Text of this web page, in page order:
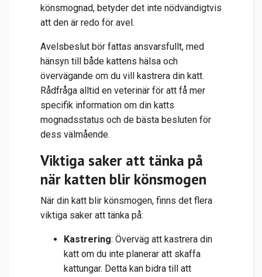
könsmognad, betyder det inte nödvändigtvis
att den är redo för avel.
Avelsbeslut bör fattas ansvarsfullt, med
hänsyn till både kattens hälsa och
övervägande om du vill kastrera din katt.
Rådfråga alltid en veterinär för att få mer
specifik information om din katts
mognadsstatus och de bästa besluten för
dess välmående.
Viktiga saker att tänka på
när katten blir könsmogen
När din katt blir könsmogen, finns det flera
viktiga saker att tänka på:
Kastrering: Överväg att kastrera din
katt om du inte planerar att skaffa
kattungar. Detta kan bidra till att